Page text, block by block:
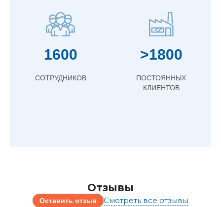
1600
СОТРУДНИКОВ
>1800
ПОСТОЯННЫХ
КЛИЕНТОВ
Отзывы
Оставить отзыв Смотреть все отзывы